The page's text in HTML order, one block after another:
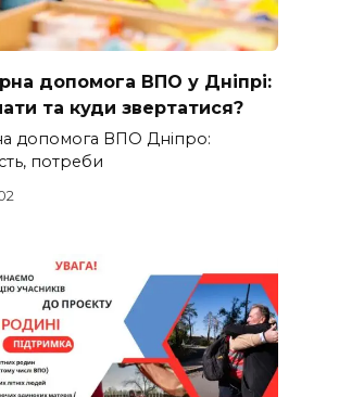
допомога ВПО у Дніпрі:
та куди звертатися?
допомога ВПО Дніпро:
потреби